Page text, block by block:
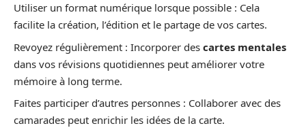
Utiliser un format numérique lorsque possible : Cela
facilite la création, l’édition et le partage de vos cartes.
Revoyez régulièrement : Incorporer des cartes mentales
dans vos révisions quotidiennes peut améliorer votre
mémoire à long terme.
Faites participer d’autres personnes : Collaborer avec des
camarades peut enrichir les idées de la carte.